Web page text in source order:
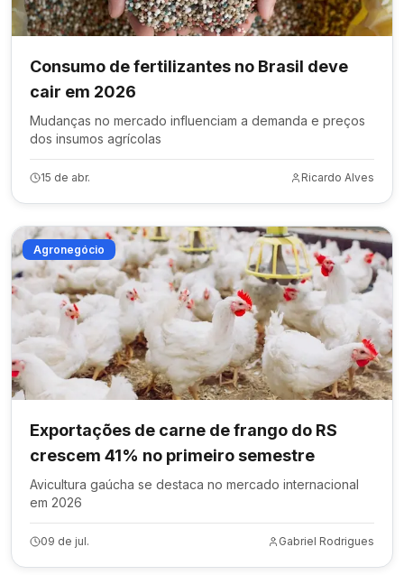
Consumo de fertilizantes no Brasil deve
cair em 2026
Mudanças no mercado influenciam a demanda e preços
dos insumos agrícolas
15 de abr. Ricardo Alves
Agronegócio
Exportações de carne de frango do RS
crescem 41% no primeiro semestre
Avicultura gaúcha se destaca no mercado internacional
em 2026
09 de jul. Gabriel Rodrigues